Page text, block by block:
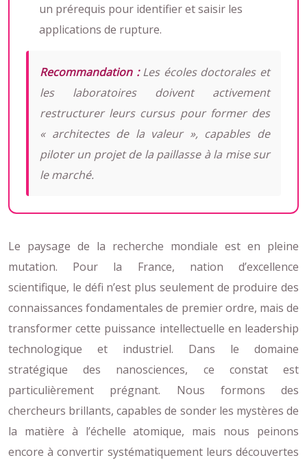
un prérequis pour identifier et saisir les
applications de rupture.
Recommandation :Les écoles doctorales et
les laboratoires doivent activement
restructurer leurs cursus pour former des
« architectes de la valeur », capables de
piloter un projet de la paillasse à la mise sur
le marché.
Le paysage de la recherche mondiale est en pleine
mutation. Pour la France, nation d’excellence
scientifique, le défi n’est plus seulement de produire des
connaissances fondamentales de premier ordre, mais de
transformer cette puissance intellectuelle en leadership
technologique et industriel. Dans le domaine
stratégique des nanosciences, ce constat est
particulièrement prégnant. Nous formons des
chercheurs brillants, capables de sonder les mystères de
la matière à l’échelle atomique, mais nous peinons
encore à convertir systématiquement leurs découvertes